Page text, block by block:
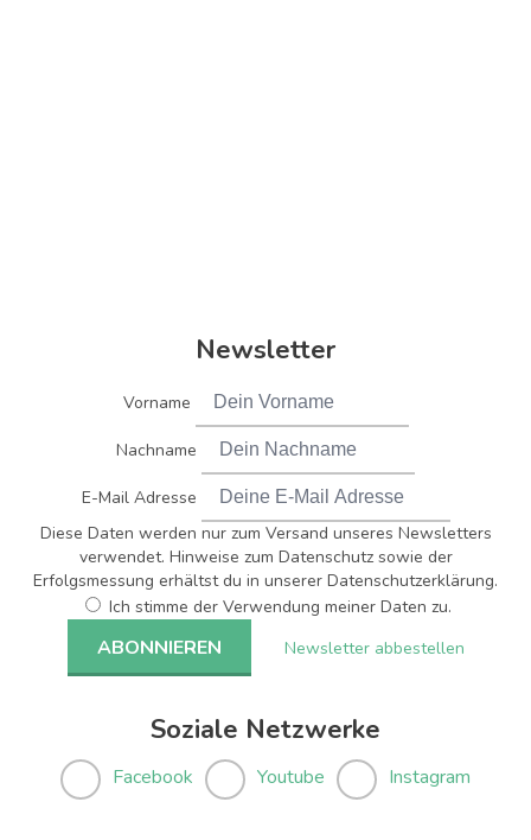
Newsletter
Vorname
Nachname
E-Mail Adresse
Diese Daten werden nur zum Versand unseres Newsletters
verwendet. Hinweise zum Datenschutz sowie der
Erfolgsmessung erhältst du in unserer Datenschutzerklärung.
Ich stimme der Verwendung meiner Daten zu.
Newsletter abbestellen
Soziale Netzwerke
Facebook Youtube Instagram